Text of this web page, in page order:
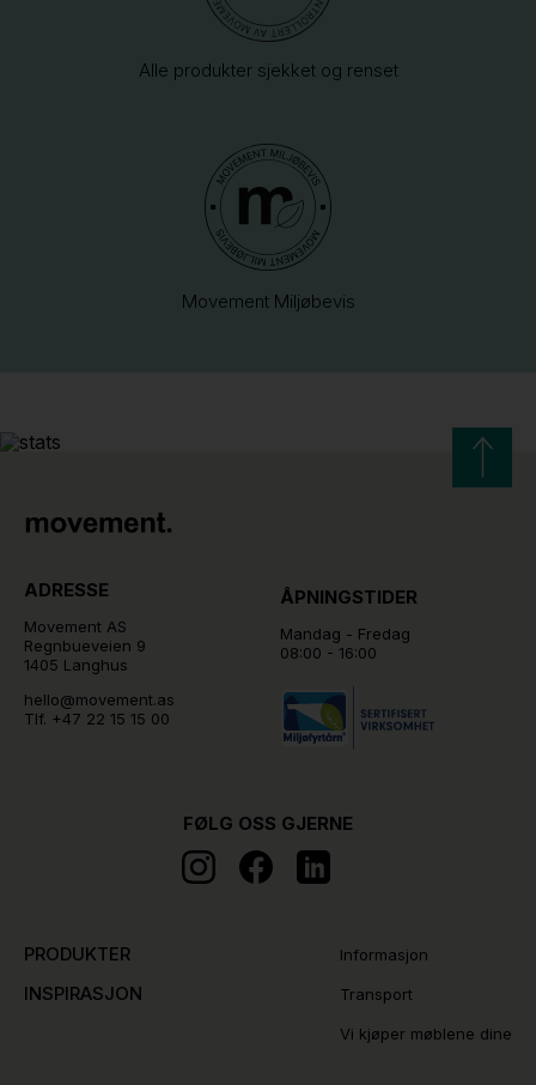
Alle produkter sjekket og renset
Movement Miljøbevis
ADRESSE
Movement AS
Regnbueveien 9
1405 Langhus
hello@movement.as
Tlf. +47 22 15 15 00
ÅPNINGSTIDER
Mandag - Fredag
08:00 - 16:00
PRODUKTER
INSPIRASJON
Informasjon
Transport
Vi kjøper møblene dine
FØLG OSS GJERNE